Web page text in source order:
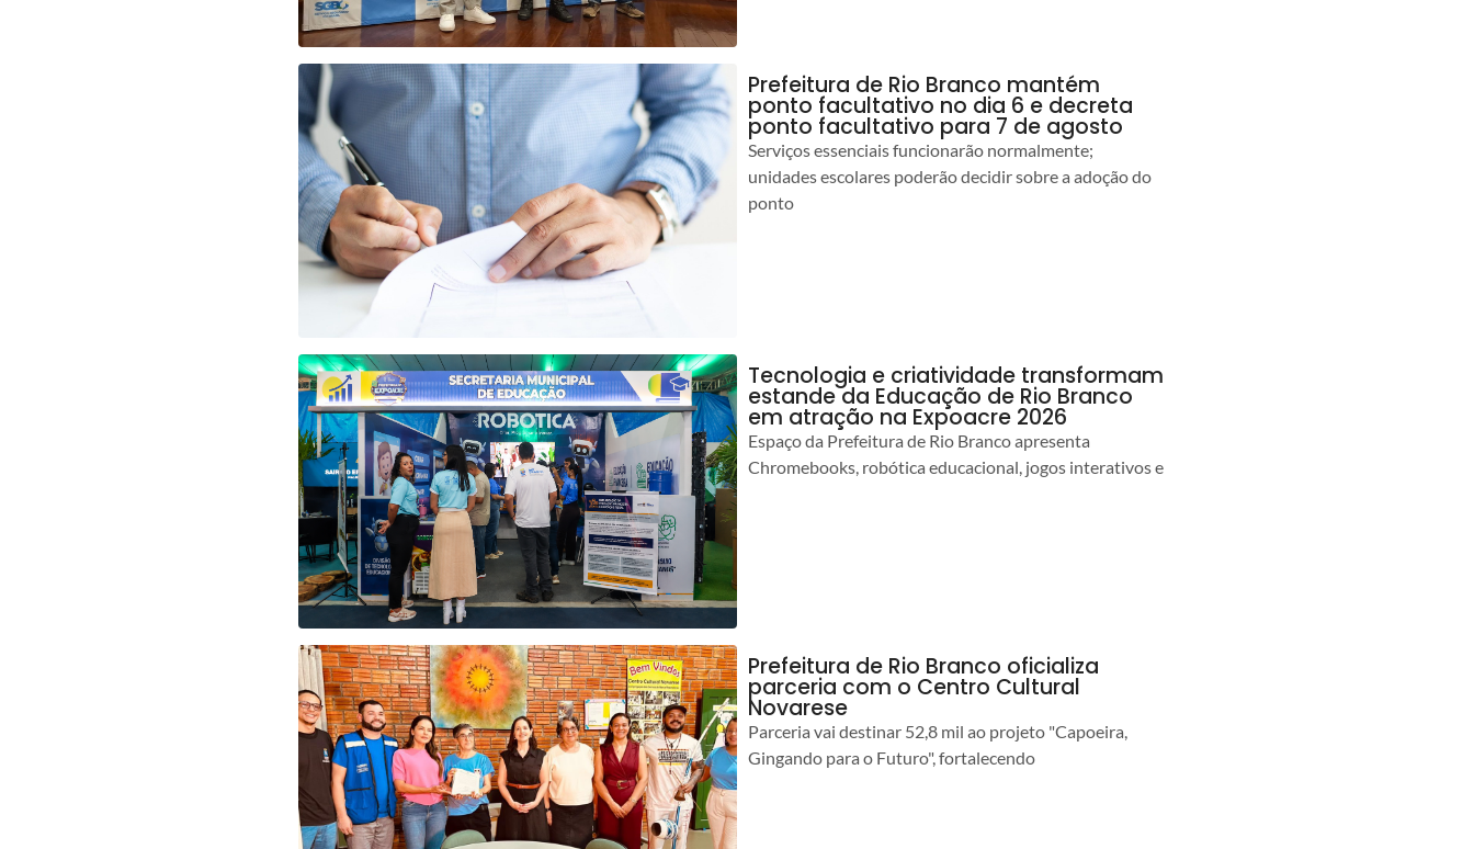
Prefeitura de Rio Branco mantém
ponto facultativo no dia 6 e decreta
ponto facultativo para 7 de agosto
Serviços essenciais funcionarão normalmente;
unidades escolares poderão decidir sobre a adoção do
ponto
Tecnologia e criatividade transformam
estande da Educação de Rio Branco
em atração na Expoacre 2026
Espaço da Prefeitura de Rio Branco apresenta
Chromebooks, robótica educacional, jogos interativos e
Prefeitura de Rio Branco oficializa
parceria com o Centro Cultural
Novarese
Parceria vai destinar 52,8 mil ao projeto "Capoeira,
Gingando para o Futuro", fortalecendo